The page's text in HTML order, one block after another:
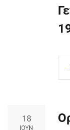
18
ΙΟΎΝ